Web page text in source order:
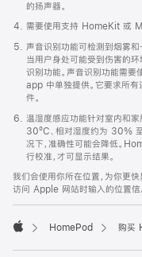
的扬声器。
需要使用支持 HomeKit 或
声音识别功能可检测到烟雾和
当用户身处可能受到伤害的环
识别功能。声音识别功能需要
app 中单独提供。它要求所
件。
温湿度感应功能针对室内和
30ºC、相对湿度约为 30%
况下，准确性可能会降低。
行校准，才可显示结果。
我们会使用你所在位置，为你更
访问 Apple 网站时输入的位置信
HomePod 购买